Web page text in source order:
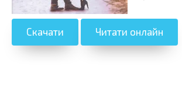
Скачати Читати онлайн